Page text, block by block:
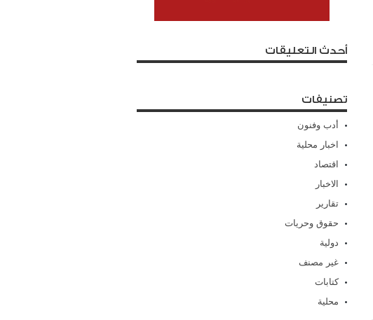
أحدث التعليقات
تصنيفات
أدب وفنون
اخبار محلية
اقتصاد
الاخبار
تقارير
حقوق وحريات
دولية
غير مصنف
كتابات
محلية